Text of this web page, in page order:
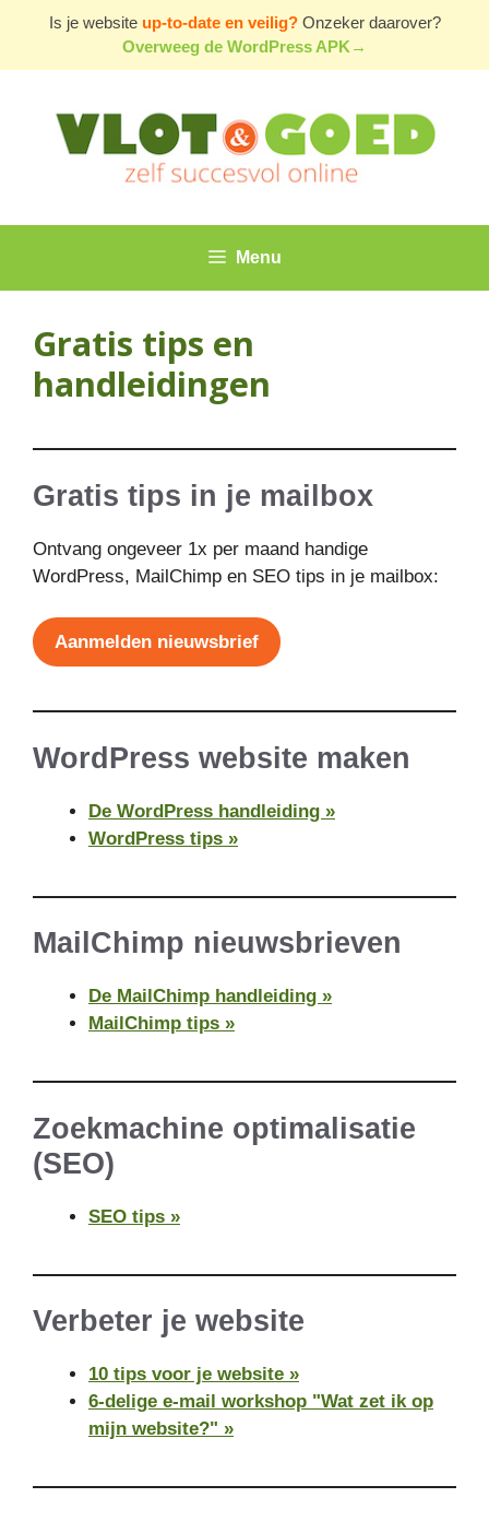
de
Is je website up-to-date en veilig? Onzeker daarover?
Overweeg de WordPress APK→
Menu
Gratis tips en
handleidingen
Gratis tips in je mailbox
Ontvang ongeveer 1x per maand handige
WordPress, MailChimp en SEO tips in je mailbox:
Aanmelden nieuwsbrief
WordPress website maken
De WordPress handleiding »
WordPress tips »
MailChimp nieuwsbrieven
De MailChimp handleiding »
MailChimp tips »
Zoekmachine optimalisatie
(SEO)
SEO tips »
Verbeter je website
10 tips voor je website »
6-delige e-mail workshop "Wat zet ik op
mijn website?" »